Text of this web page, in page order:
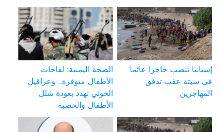
إسبانيا تنصب حاجزا عائما
في سبتة عقب تدفق
المهاجرين
الصحة اليمنية: لقاحات
الأطفال متوفرة.. وعراقيل
الحوثي تهدد بعودة شلل
الأطفال والحصبة